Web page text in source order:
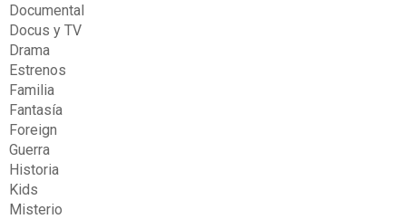
Documental
Docus y TV
Drama
Estrenos
Familia
Fantasía
Foreign
Guerra
Historia
Kids
Misterio